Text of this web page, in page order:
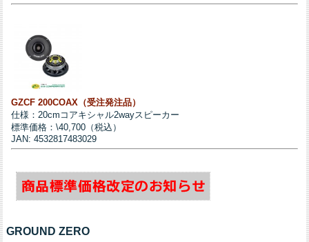
GZCF 200COAX（受注発注品）
仕様：20cmコアキシャル2wayスピーカー
標準価格：\40,700（税込）
JAN: 4532817483029
GROUND ZERO